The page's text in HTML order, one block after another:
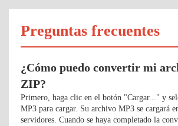
Preguntas frecuentes
¿Cómo puedo convertir mi
ZIP?
Primero, haga clic en el botón "Cargar..." y
MP3 para cargar. Su archivo MP3 se cargará
servidores. Cuando se haya completado la